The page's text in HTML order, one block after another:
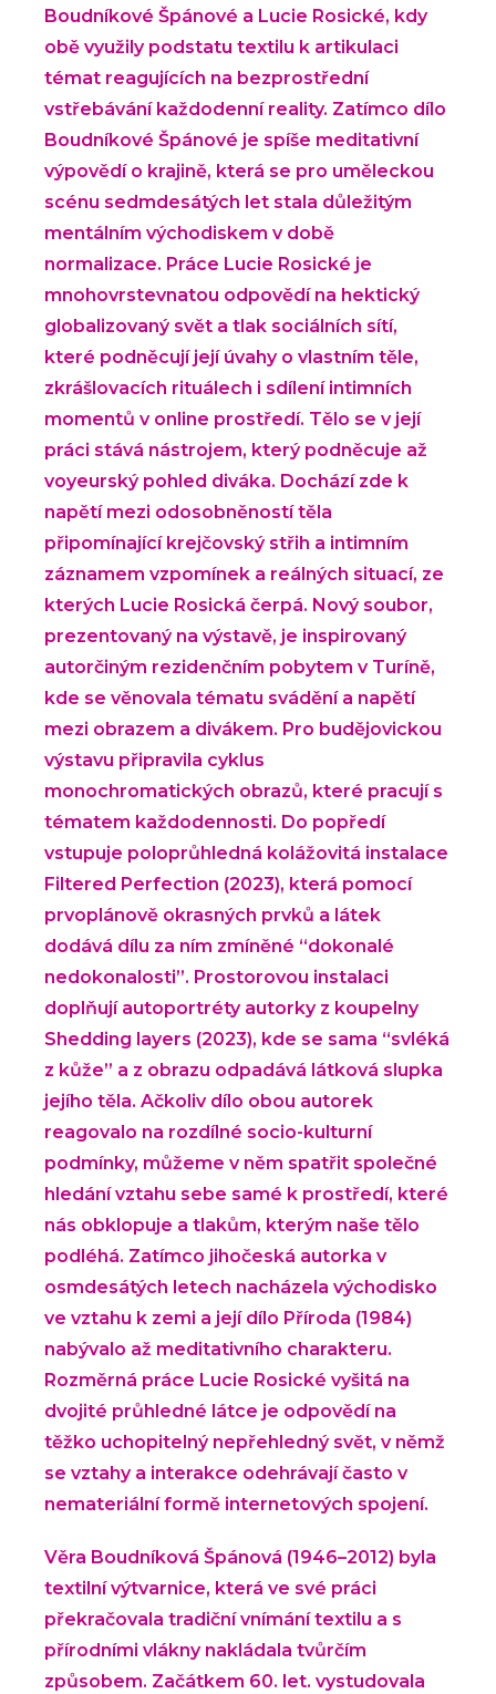
Boudníkové Špánové a Lucie Rosické, kdy
obě využily podstatu textilu k artikulaci
témat reagujících na bezprostřední
vstřebávání každodenní reality. Zatímco dílo
Boudníkové Špánové je spíše meditativní
výpovědí o krajině, která se pro uměleckou
scénu sedmdesátých let stala důležitým
mentálním východiskem v době
normalizace. Práce Lucie Rosické je
mnohovrstevnatou odpovědí na hektický
globalizovaný svět a tlak sociálních sítí,
které podněcují její úvahy o vlastním těle,
zkrášlovacích rituálech i sdílení intimních
momentů v online prostředí. Tělo se v její
práci stává nástrojem, který podněcuje až
voyeurský pohled diváka. Dochází zde k
napětí mezi odosobněností těla
připomínající krejčovský střih a intimním
záznamem vzpomínek a reálných situací, ze
kterých Lucie Rosická čerpá. Nový soubor,
prezentovaný na výstavě, je inspirovaný
autorčiným rezidenčním pobytem v Turíně,
kde se věnovala tématu svádění a napětí
mezi obrazem a divákem. Pro budějovickou
výstavu připravila cyklus
monochromatických obrazů, které pracují s
tématem každodennosti. Do popředí
vstupuje poloprůhledná kolážovitá instalace
Filtered Perfection (2023), která pomocí
prvoplánově okrasných prvků a látek
dodává dílu za ním zmíněné “dokonalé
nedokonalosti”. Prostorovou instalaci
doplňují autoportréty autorky z koupelny
Shedding layers (2023), kde se sama “svléká
z kůže” a z obrazu odpadává látková slupka
jejího těla. Ačkoliv dílo obou autorek
reagovalo na rozdílné socio-kulturní
podmínky, můžeme v něm spatřit společné
hledání vztahu sebe samé k prostředí, které
nás obklopuje a tlakům, kterým naše tělo
podléhá. Zatímco jihočeská autorka v
osmdesátých letech nacházela východisko
ve vztahu k zemi a její dílo Příroda (1984)
nabývalo až meditativního charakteru.
Rozměrná práce Lucie Rosické vyšitá na
dvojité průhledné látce je odpovědí na
těžko uchopitelný nepřehledný svět, v němž
se vztahy a interakce odehrávají často v
nemateriální formě internetových spojení.
Věra Boudníková Špánová (1946–2012) byla
textilní výtvarnice, která ve své práci
překračovala tradiční vnímání textilu a s
přírodními vlákny nakládala tvůrčím
způsobem. Začátkem 60. let. vystudovala